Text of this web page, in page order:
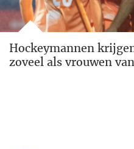
Hockeymannen
zoveel als vrouwen